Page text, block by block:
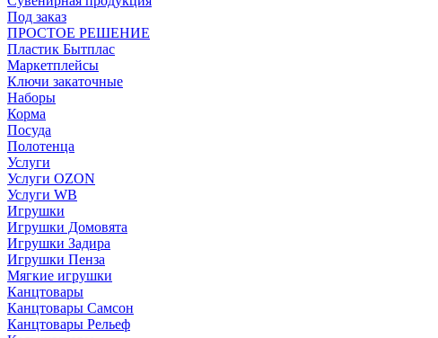
Под заказ
ПРОСТОЕ РЕШЕНИЕ
Пластик Бытплас
Маркетплейсы
Ключи закаточные
Наборы
Корма
Посуда
Полотенца
Услуги
Услуги OZON
Услуги WB
Игрушки
Игрушки Домовята
Игрушки Задира
Игрушки Пенза
Мягкие игрушки
Канцтовары
Канцтовары Самсон
Канцтовары Рельеф